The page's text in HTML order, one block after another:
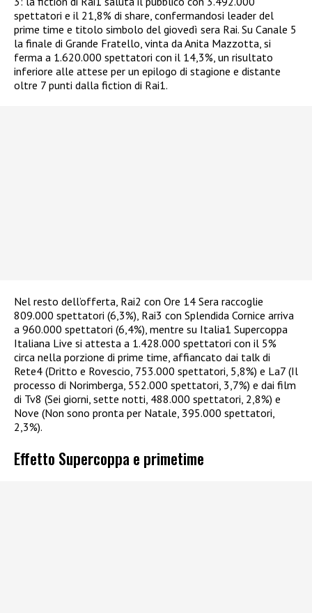
spettatori e il 21,8% di share, confermandosi leader del
prime time e titolo simbolo del giovedì sera Rai. Su Canale 5
la finale di Grande Fratello, vinta da Anita Mazzotta, si
ferma a 1.620.000 spettatori con il 14,3%, un risultato
inferiore alle attese per un epilogo di stagione e distante
oltre 7 punti dalla fiction di Rai1.
Nel resto dell’offerta, Rai2 con Ore 14 Sera raccoglie
809.000 spettatori (6,3%), Rai3 con Splendida Cornice arriva
a 960.000 spettatori (6,4%), mentre su Italia1 Supercoppa
Italiana Live si attesta a 1.428.000 spettatori con il 5%
circa nella porzione di prime time, affiancato dai talk di
Rete4 (Dritto e Rovescio, 753.000 spettatori, 5,8%) e La7 (Il
processo di Norimberga, 552.000 spettatori, 3,7%) e dai film
di Tv8 (Sei giorni, sette notti, 488.000 spettatori, 2,8%) e
Nove (Non sono pronta per Natale, 395.000 spettatori,
2,3%).​
Effetto Supercoppa e primetime